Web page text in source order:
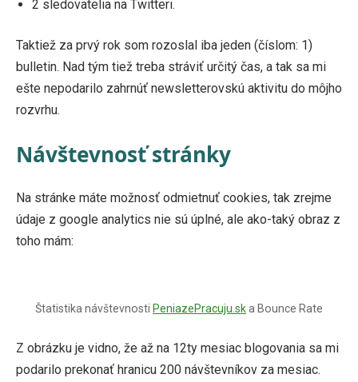
2 sledovatelia na Twitteri.
Taktiež za prvý rok som rozoslal iba jeden (číslom: 1)
bulletin. Nad tým tiež treba stráviť určitý čas, a tak sa mi
ešte nepodarilo zahrnúť newsletterovskú aktivitu do môjho
rozvrhu.
Návštevnosť stránky
Na stránke máte možnosť odmietnuť cookies, tak zrejme
údaje z google analytics nie sú úplné, ale ako-taký obraz z
toho mám:
Štatistika návštevnosti PeniazePracuju.ska Bounce Rate
Z obrázku je vidno, že až na 12ty mesiac blogovania sa mi
podarilo prekonať hranicu 200 návštevníkov za mesiac.